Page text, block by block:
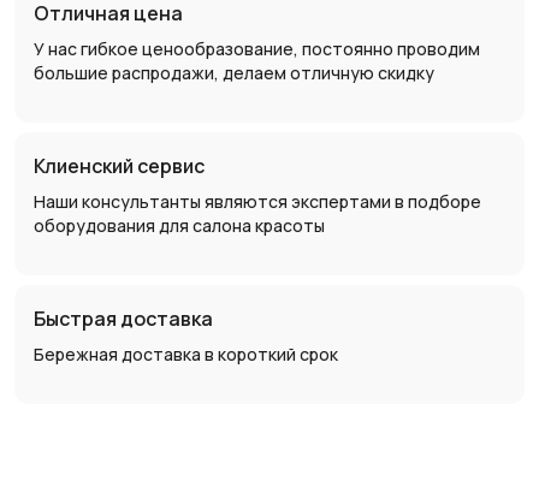
Отличная цена
У нас гибкое ценообразование, постоянно проводим
большие распродажи, делаем отличную скидку
Клиенский сервис
Наши консультанты являются экспертами в подборе
оборудования для салона красоты
Быстрая доставка
Бережная доставка в короткий срок